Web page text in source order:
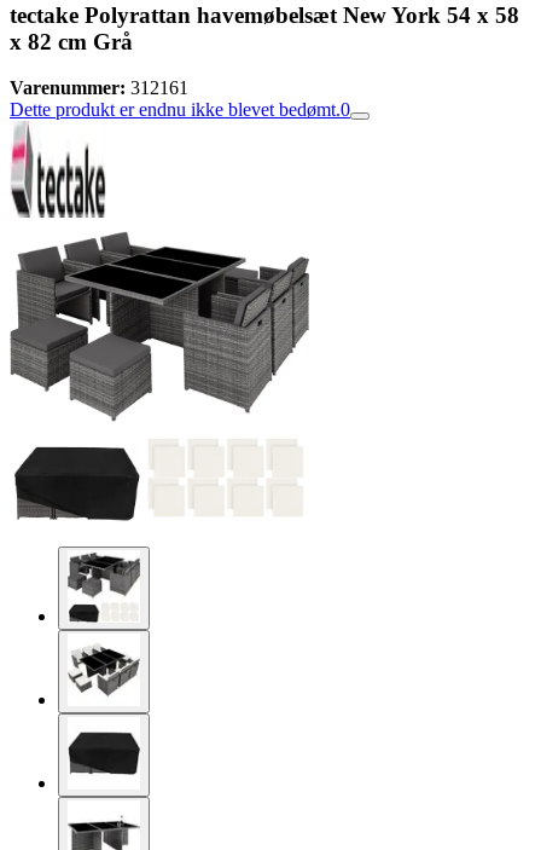
tectake Polyrattan havemøbelsæt New York 54 x 58
x 82 cm Grå
Varenummer: 312161
Dette produkt er endnu ikke blevet bedømt.0